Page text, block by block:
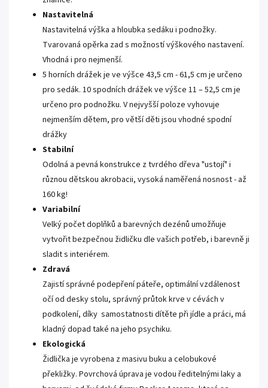
Nastavitelná
Nastavitelná výška a hloubka sedáku i podnožky.
Tvarovaná opěrka zad s možností výškového nastavení.
Vhodná i pro nejmenší.
5 horních drážek je ve výšce 43,5 cm - 61,5 cm je určeno
pro sedák. 10 spodních drážek ve výšce 11 – 52,5 cm je
určeno pro podnožku. V nejvyšší poloze vyhovuje
nejmenším dětem, pro větší děti jsou vhodné spodní
drážky
Stabilní
Odolná a pevná konstrukce z tvrdého dřeva "ustojí" i
různou dětskou akrobacii, vysoká naměřená nosnost - až
160 kg!
Variabilní
Velký počet doplňků a barevných dezénů umožňuje
vytvořit bezpečnou židličku dle vašich potřeb, i barevně ji
sladit s interiérem.
Zdravá
Zajistí správné podepření páteře, optimální vzdálenost
očí od desky stolu, správný průtok krve v cévách v
podkolení, díky samostatnosti dítěte při jídle a práci, má
kladný dopad také na jeho psychiku.
Ekologická
Židlička je vyrobena z masivu buku a celobukové
překližky. Povrchová úprava je vodou ředitelnými laky a